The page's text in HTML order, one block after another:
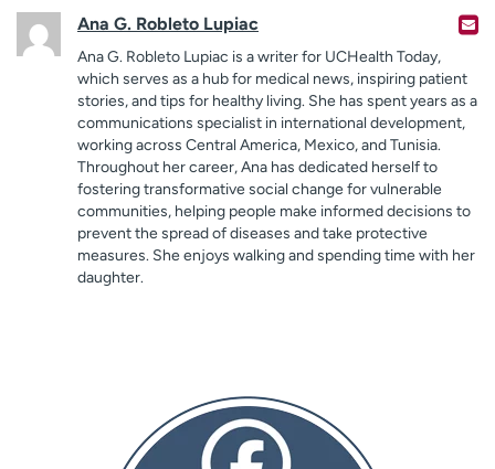
Ana G. Robleto Lupiac
Ana G. Robleto Lupiac is a writer for UCHealth Today,
which serves as a hub for medical news, inspiring patient
stories, and tips for healthy living. She has spent years as a
communications specialist in international development,
working across Central America, Mexico, and Tunisia.
Throughout her career, Ana has dedicated herself to
fostering transformative social change for vulnerable
communities, helping people make informed decisions to
prevent the spread of diseases and take protective
measures. She enjoys walking and spending time with her
daughter.